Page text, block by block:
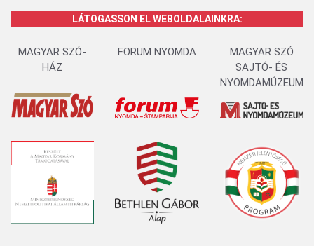
LÁTOGASSON EL WEBOLDALAINKRA:
MAGYAR SZÓ-
HÁZ
FORUM NYOMDA
MAGYAR SZÓ
SAJTÓ- ÉS
NYOMDAMÚZEUM